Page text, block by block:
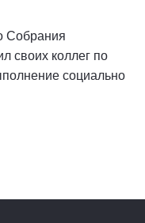
Собрания
своих коллег по
социально